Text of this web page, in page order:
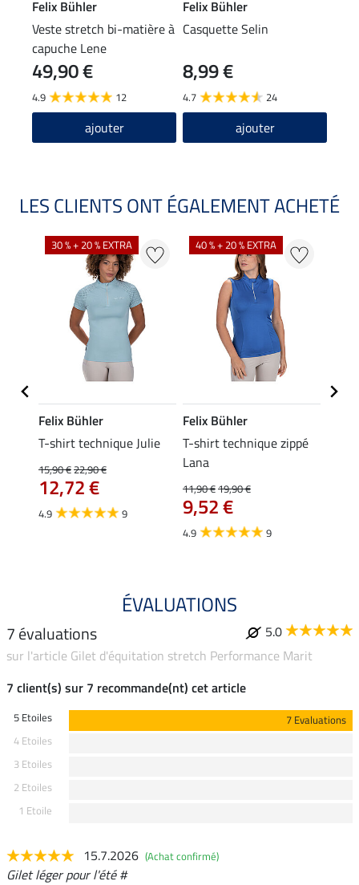
Felix Bühler
Veste stretch bi-matière à
capuche Lene
49,90 €
4.9 12
ajouter
Felix Bühler
Casquette Selin
8,99 €
4.7 24
ajouter
LES CLIENTS ONT ÉGALEMENT ACHETÉ
30 % + 20 % EXTRA
Felix Bühler
T-shirt technique Julie
15,90 €22,90 €
12,72 €
4.9 9
40 % + 20 % EXTRA
Felix Bühler
T-shirt technique zippé
Lana
11,90 €19,90 €
9,52 €
4.9 9
ÉVALUATIONS
7 évaluations
5.0
sur l'article Gilet d'équitation stretch Performance Marit
7 client(s) sur 7 recommande(nt) cet article
5 Etoiles
7 Evaluations
4 Etoiles
3 Etoiles
2 Etoiles
1 Etoile
15.7.2026 (Achat confirmé)
Gilet léger pour l'été #